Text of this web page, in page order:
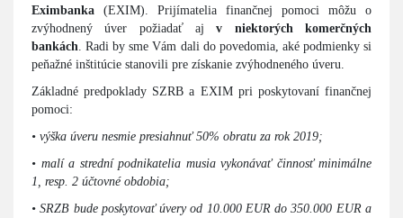
Eximbanka (EXIM). Prijímatelia finančnej pomoci môžu o
zvýhodnený úver požiadať ajv niektorých komerčných
bankách . Radi by sme Vám dali do povedomia, aké podmienky si
peňažné inštitúcie stanovili pre získanie zvýhodneného úveru.
Základné predpoklady SZRB a EXIM pri poskytovaní finančnej
pomoci:
• výška úveru nesmie presiahnuť 50% obratu za rok 2019;
• malí a strední podnikatelia musia vykonávať činnosť minimálne
1, resp. 2 účtovné obdobia;
• SRZB bude poskytovať úvery od 10.000 EUR do 350.000 EUR a